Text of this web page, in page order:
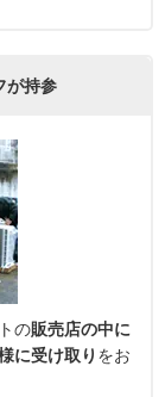
が持参
の販売店の中に
に受け取り をお